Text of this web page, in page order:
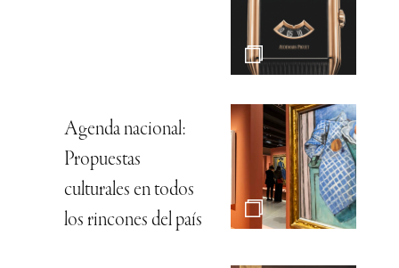
Agenda nacional:
Propuestas
culturales en todos
los rincones del país